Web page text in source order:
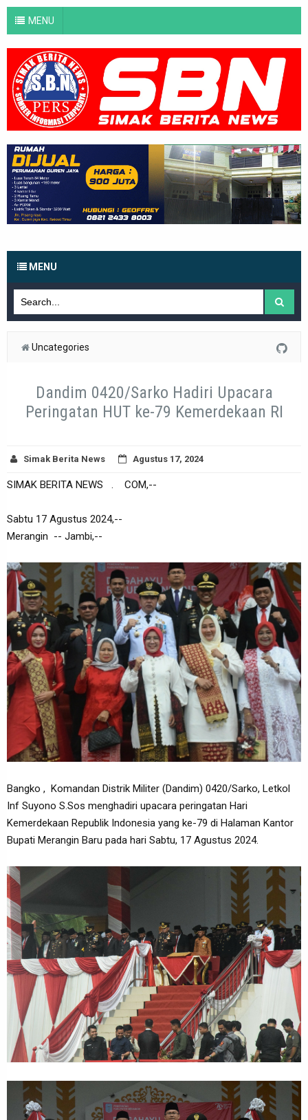
MENU
MENU
Uncategories
Dandim 0420/Sarko Hadiri Upacara
Peringatan HUT ke-79 Kemerdekaan RI
Simak Berita News Agustus 17, 2024
SIMAK BERITA NEWS . COM,--
Sabtu 17 Agustus 2024,--
Merangin -- Jambi,--
Bangko , Komandan Distrik Militer (Dandim) 0420/Sarko, Letkol
Inf Suyono S.Sos menghadiri upacara peringatan Hari
Kemerdekaan Republik Indonesia yang ke-79 di Halaman Kantor
Bupati Merangin Baru pada hari Sabtu, 17 Agustus 2024.